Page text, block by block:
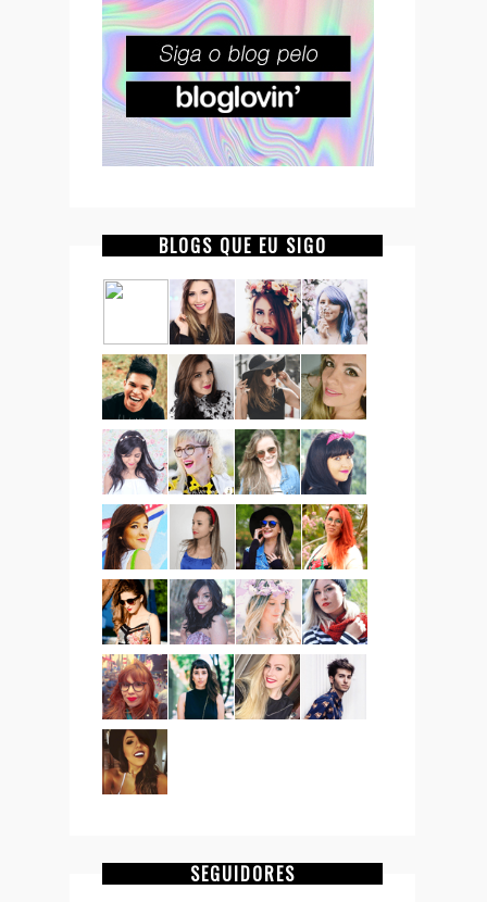
BLOGS QUE EU SIGO
SEGUIDORES